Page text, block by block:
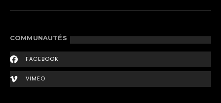
COMMUNAUTÉS
FACEBOOK
VIMEO